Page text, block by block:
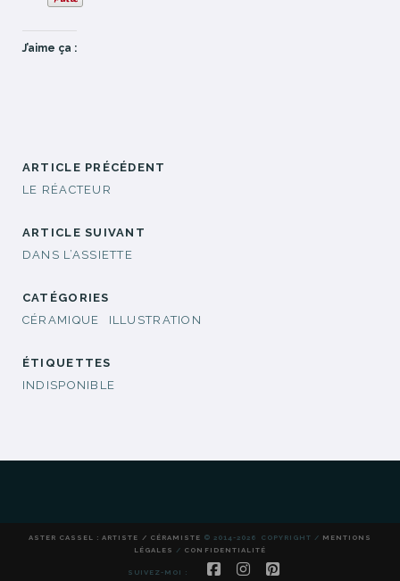
J’aime ça :
ARTICLE PRÉCÉDENT
LE RÉACTEUR
ARTICLE SUIVANT
DANS L’ASSIETTE
CATÉGORIES
CÉRAMIQUE
ILLUSTRATION
ÉTIQUETTES
INDISPONIBLE
ASTER CASSEL : ARTISTE / CÉRAMISTE © 2014-2026 COPYRIGHT / MENTIONS
LÉGALES
/ CONFIDENTIALITÉ
SUIVEZ-MOI : FACEBOOK
INSTAGRAM
PINTEREST